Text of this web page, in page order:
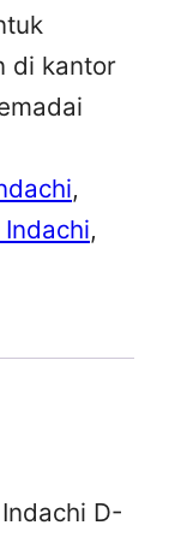
di kantor
D-